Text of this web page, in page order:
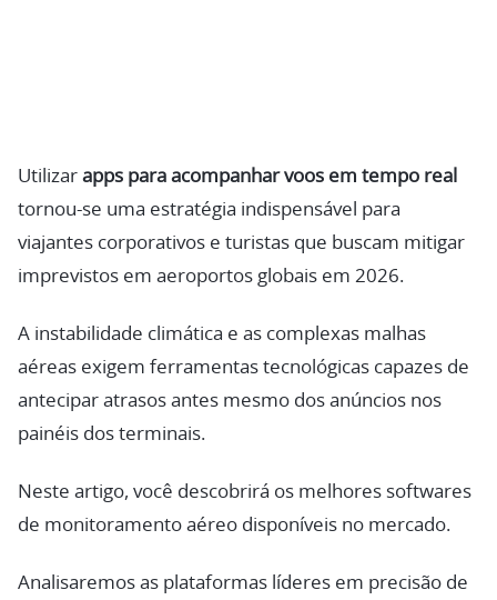
Utilizar apps para acompanhar voos em tempo real
tornou-se uma estratégia indispensável para
viajantes corporativos e turistas que buscam mitigar
imprevistos em aeroportos globais em 2026.
A instabilidade climática e as complexas malhas
aéreas exigem ferramentas tecnológicas capazes de
antecipar atrasos antes mesmo dos anúncios nos
painéis dos terminais.
Neste artigo, você descobrirá os melhores softwares
de monitoramento aéreo disponíveis no mercado.
Analisaremos as plataformas líderes em precisão de